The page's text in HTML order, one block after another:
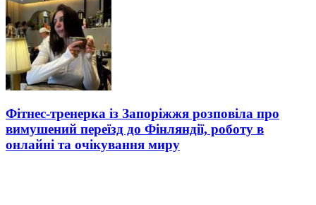
Фітнес-тренерка із Запоріжжя розповіла про
вимушений переїзд до Фінляндії, роботу в
онлайні та очікування миру